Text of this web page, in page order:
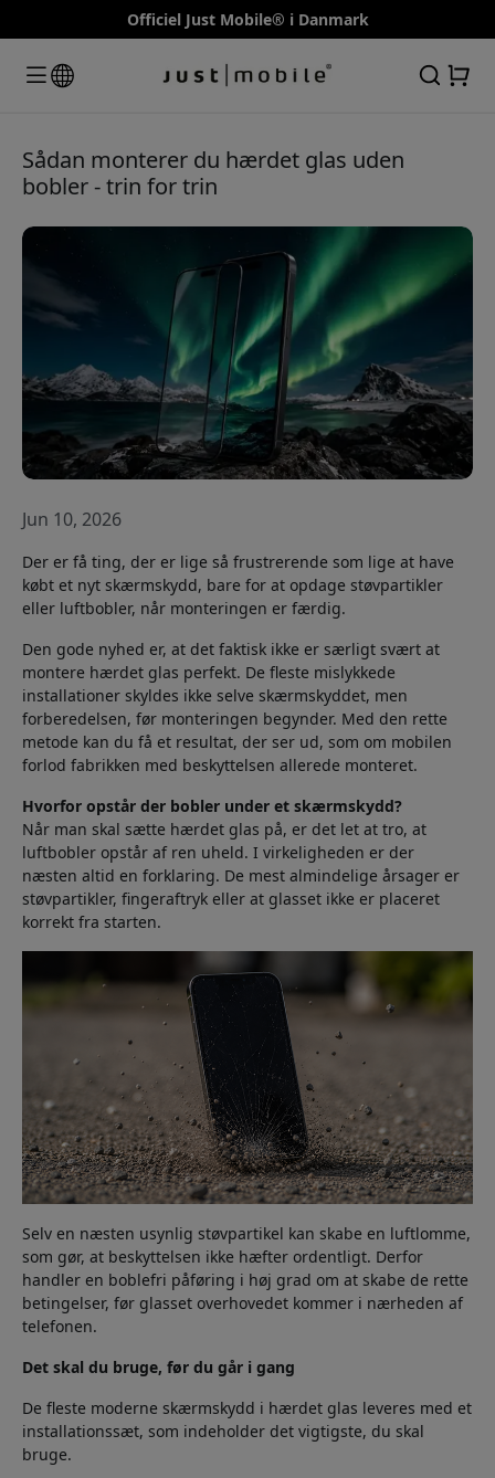
Officiel Just Mobile® i Danmark
Sådan monterer du hærdet glas uden
bobler - trin for trin
Jun 10, 2026
Der er få ting, der er lige så frustrerende som lige at have
købt et nyt skærmskydd, bare for at opdage støvpartikler
eller luftbobler, når monteringen er færdig.
Den gode nyhed er, at det faktisk ikke er særligt svært at
montere hærdet glas perfekt. De fleste mislykkede
installationer skyldes ikke selve skærmskyddet, men
forberedelsen, før monteringen begynder. Med den rette
metode kan du få et resultat, der ser ud, som om mobilen
forlod fabrikken med beskyttelsen allerede monteret.
Hvorfor opstår der bobler under et skærmskydd?
Når man skal sætte hærdet glas på, er det let at tro, at
luftbobler opstår af ren uheld. I virkeligheden er der
næsten altid en forklaring. De mest almindelige årsager er
støvpartikler, fingeraftryk eller at glasset ikke er placeret
korrekt fra starten.
Selv en næsten usynlig støvpartikel kan skabe en luftlomme,
som gør, at beskyttelsen ikke hæfter ordentligt. Derfor
handler en boblefri påføring i høj grad om at skabe de rette
betingelser, før glasset overhovedet kommer i nærheden af
telefonen.
Det skal du bruge, før du går i gang
De fleste moderne skærmskydd i hærdet glas leveres med et
installationssæt, som indeholder det vigtigste, du skal
bruge.
15% rabat på dit første køb
Tilmeld dig for at være den første til at høre om
nye varer og få en 15% rabat
Ja, jeg ønsker 15% rabat
Vi spammer dig aldrig. Ved at tilmelde dig accepterer du
lejlighedsvise marketingmails, uddannelsesserier og
særlige tilbud.
Nej, jeg vil hellere betale fuld pris.
🎉 Din rabatkode:
Brug denne kode ved kassen for at få 15% rabat.